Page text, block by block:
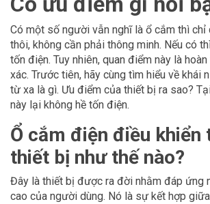
Có một số người vẫn nghĩ là ổ cắm thì chỉ
thôi, không cần phải thông minh. Nếu có
tốn điện. Tuy nhiên, quan điểm này là
xác. Trước tiên, hãy cùng tìm hiểu về khái
từ xa là gì. Ưu điểm của thiết bị ra sao?
này lại không hề tốn điện.
Ổ cắm điện điều khiển
thiết bị như thế nào?
Đây là thiết bị được ra đời nhằm đáp ứng
cao của người dùng. Nó là sự kết hợp